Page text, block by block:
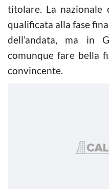
titolare. La nazionale
qualificata alla fase
dell’andata, ma in
comunque fare bella
convincente.